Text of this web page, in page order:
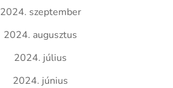
2024. szeptember
2024. augusztus
2024. július
2024. június